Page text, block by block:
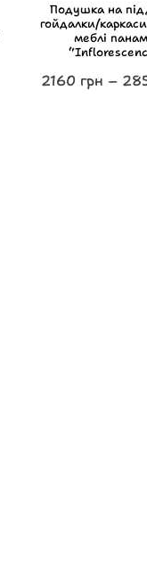
Подушка на
гойдалки/
меблі
2160 грн –